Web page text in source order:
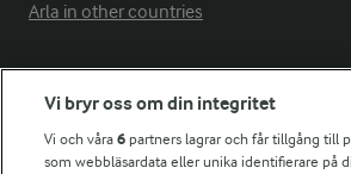
Arla in other countries
Fler Arlasajter
För ägare
Vi bryr oss om din integritet
Vi och våra6 partners lagrar och får tillgång till
som webbläsardata eller unika identifierare på